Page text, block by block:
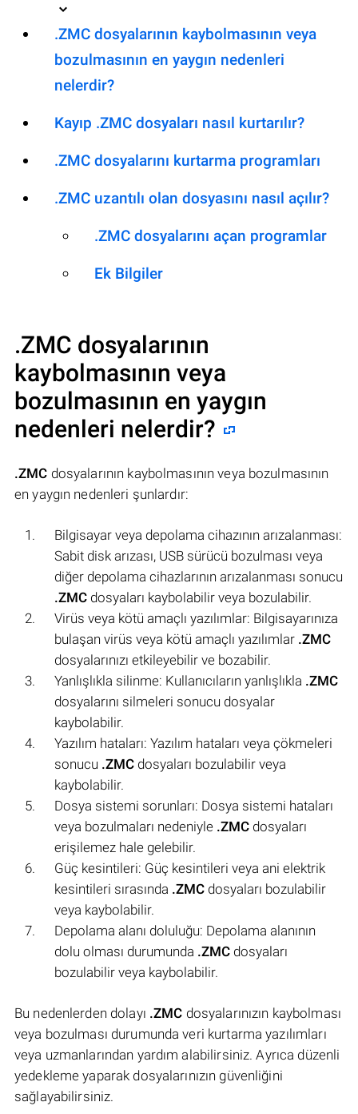
.ZMC dosyalarının kaybolmasının veya
bozulmasının en yaygın nedenleri
nelerdir?
Kayıp .ZMC dosyaları nasıl kurtarılır?
.ZMC dosyalarını kurtarma programları
.ZMC uzantılı olan dosyasını nasıl açılır?
.ZMC dosyalarını açan programlar
Ek Bilgiler
.ZMC dosyalarının
kaybolmasının veya
bozulmasının en yaygın
nedenleri nelerdir?
.ZMC dosyalarının kaybolmasının veya bozulmasının
en yaygın nedenleri şunlardır:
Bilgisayar veya depolama cihazının arızalanması:
Sabit disk arızası, USB sürücü bozulması veya
diğer depolama cihazlarının arızalanması sonucu
.ZMC dosyaları kaybolabilir veya bozulabilir.
Virüs veya kötü amaçlı yazılımlar: Bilgisayarınıza
bulaşan virüs veya kötü amaçlı yazılımlar .ZMC
dosyalarınızı etkileyebilir ve bozabilir.
Yanlışlıkla silinme: Kullanıcıların yanlışlıkla .ZMC
dosyalarını silmeleri sonucu dosyalar
kaybolabilir.
Yazılım hataları: Yazılım hataları veya çökmeleri
sonucu .ZMC dosyaları bozulabilir veya
kaybolabilir.
Dosya sistemi sorunları: Dosya sistemi hataları
veya bozulmaları nedeniyle .ZMC dosyaları
erişilemez hale gelebilir.
Güç kesintileri: Güç kesintileri veya ani elektrik
kesintileri sırasında .ZMC dosyaları bozulabilir
veya kaybolabilir.
Depolama alanı doluluğu: Depolama alanının
dolu olması durumunda .ZMC dosyaları
bozulabilir veya kaybolabilir.
Bu nedenlerden dolayı .ZMC dosyalarınızın kaybolması
veya bozulması durumunda veri kurtarma yazılımları
veya uzmanlarından yardım alabilirsiniz. Ayrıca düzenli
yedekleme yaparak dosyalarınızın güvenliğini
sağlayabilirsiniz.